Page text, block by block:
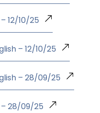
12/10/25
– 12/10/25
– 28/09/25
– 28/09/25